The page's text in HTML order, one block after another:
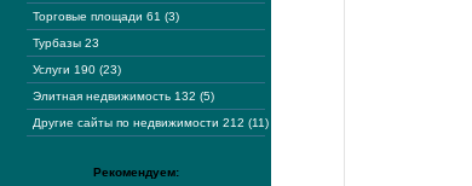
Торговые площади 61 (3)
Турбазы 23
Услуги 190 (23)
Элитная недвижимость 132 (5)
Другие сайты по недвижимости 212 (11)
Рекомендуем: